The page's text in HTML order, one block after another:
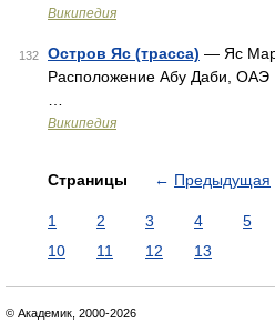
Википедия
132 Остров Яс (трасса) — Яс
Расположение Абу Даби, ОАЭ
Википедия
Страницы ← Предыдущая
1 2 3 4 5
10
11 12 13
© Академик, 2000-2026